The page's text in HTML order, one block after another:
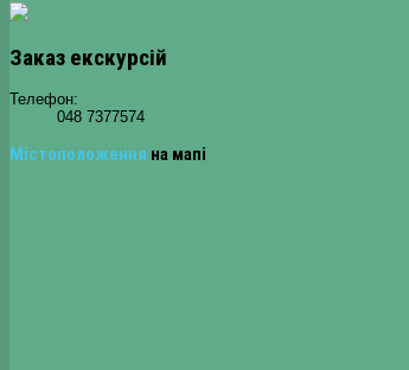
Заказ екскурсій
Телефон:
048 7377574
Містоположення на мапі